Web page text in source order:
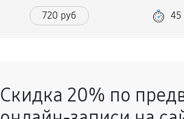
720 руб 45
900 руб 40
Скидка 20% по